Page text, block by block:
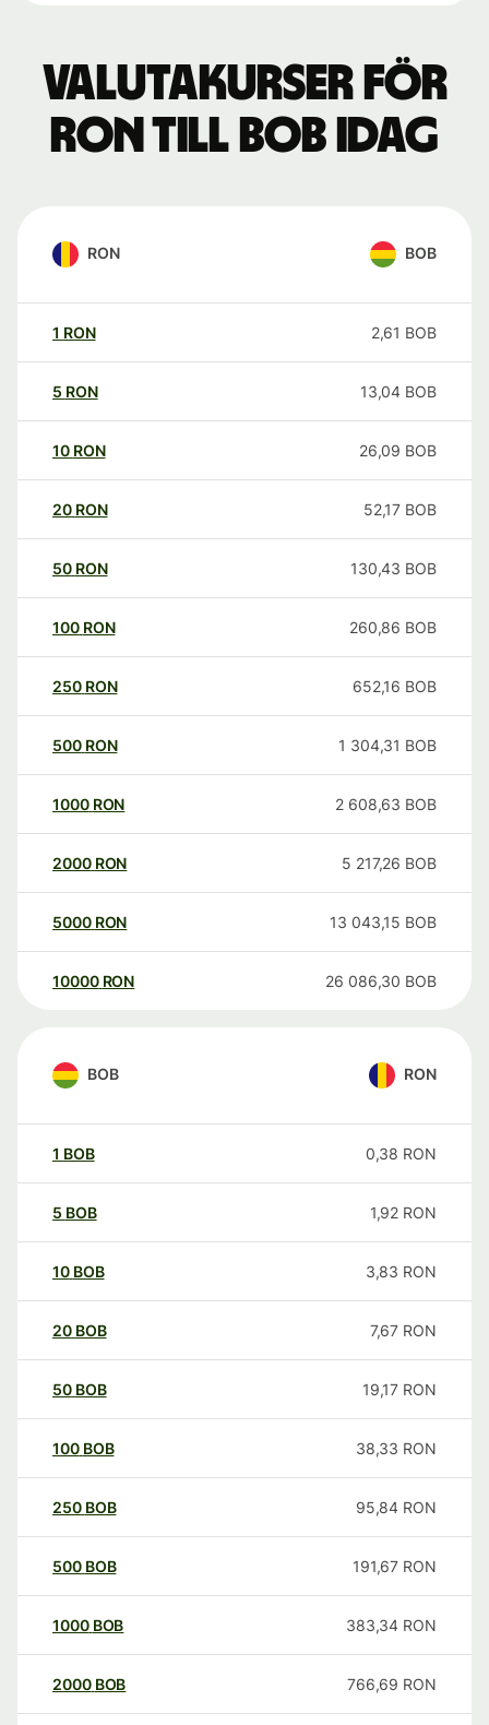
Valutakurser för
RON till BOB idag
RON BOB
1 RON 2,61 BOB
5 RON 13,04 BOB
10 RON 26,09 BOB
20 RON 52,17 BOB
50 RON 130,43 BOB
100 RON 260,86 BOB
250 RON 652,16 BOB
500 RON 1 304,31 BOB
1000 RON 2 608,63 BOB
2000 RON 5 217,26 BOB
5000 RON 13 043,15 BOB
10000 RON 26 086,30 BOB
BOB RON
1 BOB 0,38 RON
5 BOB 1,92 RON
10 BOB 3,83 RON
20 BOB 7,67 RON
50 BOB 19,17 RON
100 BOB 38,33 RON
250 BOB 95,84 RON
500 BOB 191,67 RON
1000 BOB 383,34 RON
2000 BOB 766,69 RON